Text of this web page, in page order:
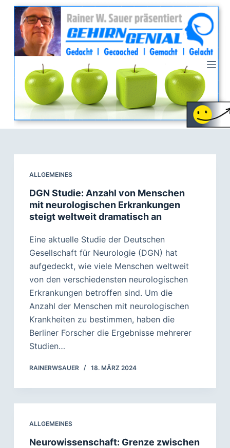
Z
u
n
h
a
s
ALLGEMEINES
DGN Studie: Anzahl von Menschen
mit neurologischen Erkrankungen
steigt weltweit dramatisch an
Eine aktuelle Studie der Deutschen
Gesellschaft für Neurologie (DGN) hat
aufgedeckt, wie viele Menschen weltweit
von den verschiedensten neurologischen
Erkrankungen betroffen sind. Um die
Anzahl der Menschen mit neurologischen
Krankheiten zu bestimmen, haben die
Berliner Forscher die Ergebnisse mehrerer
Studien…
RAINERWSAUER 18. MÄRZ 2024
ALLGEMEINES
Neurowissenschaft: Grenze zwischen